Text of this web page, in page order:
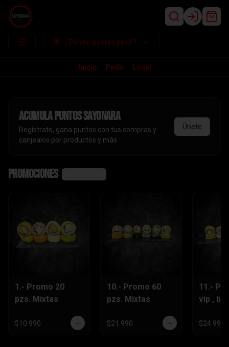
Login
¿Dónde quieres pedir?
Inicio Pedir Local
Acumulapuntos sayonara
Regístrate, gana puntos con tus compras y
canjealos por productos y más
Únete
Promociones
1.- Promo 20
pzs. Mixtas
$10.990
10.- Promo 60
pzs. Mixtas
$21.990
11.-
vip ,
$24.990